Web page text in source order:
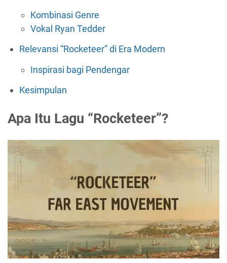
Kombinasi Genre
Vokal Ryan Tedder
Relevansi “Rocketeer” di Era Modern
Inspirasi bagi Pendengar
Kesimpulan
Apa Itu Lagu “Rocketeer”?